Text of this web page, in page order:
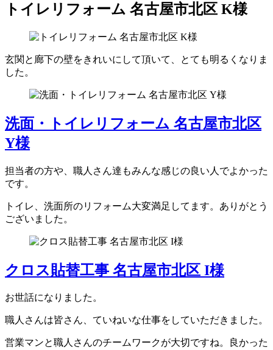
トイレリフォーム 名古屋市北区 K様
玄関と廊下の壁をきれいにして頂いて、とても明るくなりま
した。
洗面・トイレリフォーム 名古屋市北区
Y様
担当者の方や、職人さん達もみんな感じの良い人でよかった
です。
トイレ、洗面所のリフォーム大変満足してます。ありがとう
ございました。
クロス貼替工事 名古屋市北区 I様
お世話になりました。
職人さんは皆さん、ていねいな仕事をしていただきました。
営業マンと職人さんのチームワークが大切ですね。良かった